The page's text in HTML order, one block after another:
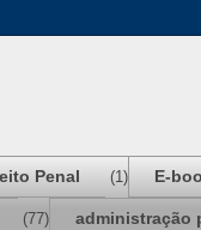
Penal (1) E-
(77) administração